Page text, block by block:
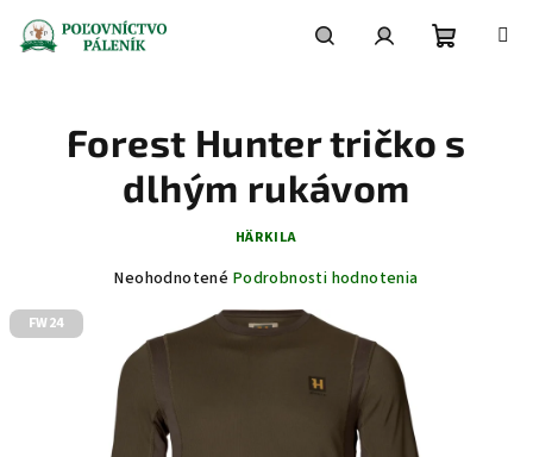
obsah
košík
Forest Hunter tričko s
dlhým rukávom
HÄRKILA
Priemerné
produktu
0,0
z
5
hviezdičiek.
Neohodnotené Podrobnosti hodnotenia
FW24